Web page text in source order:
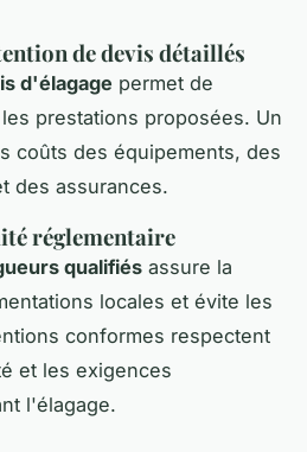
de devis détaillés
d'élagage permet de
prestations proposées. Un
coûts des équipements, des
des assurances.
réglementaire
qualifiés assure la
locales et évite les
conformes respectent
et les exigences
l'élagage.